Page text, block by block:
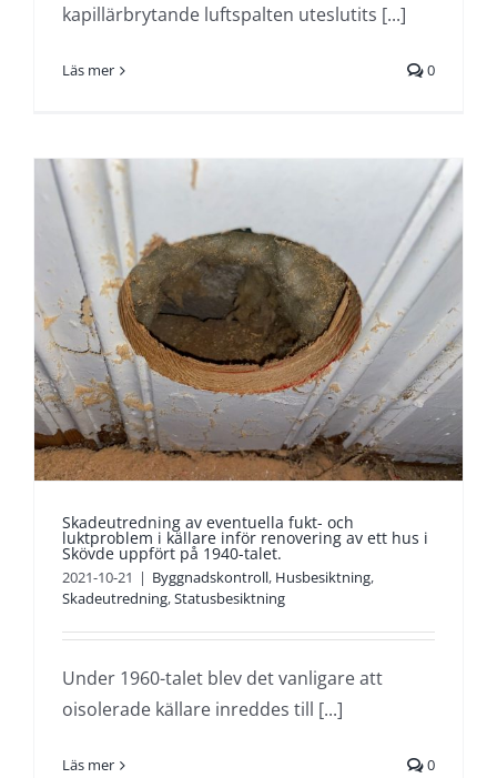
kapillärbrytande luftspalten uteslutits [...]
Läs mer 0
Skadeutredning av eventuella fukt- och
luktproblem i källare inför renovering av ett hus i
Skövde uppfört på 1940-talet.
2021-10-21 | Byggnadskontroll, Husbesiktning,
Skadeutredning,Statusbesiktning
Under 1960-talet blev det vanligare att
oisolerade källare inreddes till [...]
Läs mer 0